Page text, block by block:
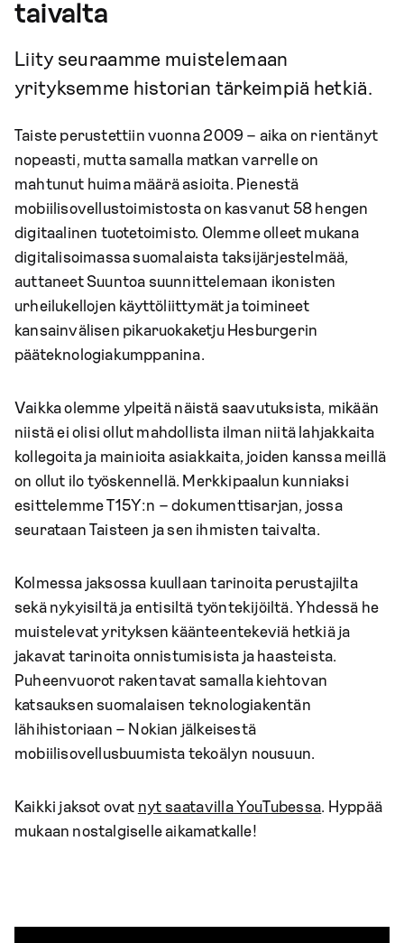
taivalta
Liity seuraamme muistelemaan
yrityksemme historian tärkeimpiä hetkiä.
Taiste perustettiin vuonna 2009 – aika on rientänyt
nopeasti, mutta samalla matkan varrelle on
mahtunut huima määrä asioita. Pienestä
mobiilisovellustoimistosta on kasvanut 58 hengen
digitaalinen tuotetoimisto. Olemme olleet mukana
digitalisoimassa suomalaista taksijärjestelmää,
auttaneet Suuntoa suunnittelemaan ikonisten
urheilukellojen käyttöliittymät ja toimineet
kansainvälisen pikaruokaketju Hesburgerin
pääteknologiakumppanina.
Vaikka olemme ylpeitä näistä saavutuksista, mikään
niistä ei olisi ollut mahdollista ilman niitä lahjakkaita
kollegoita ja mainioita asiakkaita, joiden kanssa meillä
on ollut ilo työskennellä. Merkkipaalun kunniaksi
esittelemme T15Y:n – dokumenttisarjan, jossa
seurataan Taisteen ja sen ihmisten taivalta.
Kolmessa jaksossa kuullaan tarinoita perustajilta
sekä nykyisiltä ja entisiltä työntekijöiltä. Yhdessä he
muistelevat yrityksen käänteentekeviä hetkiä ja
jakavat tarinoita onnistumisista ja haasteista.
Puheenvuorot rakentavat samalla kiehtovan
katsauksen suomalaisen teknologiakentän
lähihistoriaan – Nokian jälkeisestä
mobiilisovellusbuumista tekoälyn nousuun.
Kaikki jaksot ovat nyt saatavilla YouTubessa. Hyppää
mukaan nostalgiselle aikamatkalle!